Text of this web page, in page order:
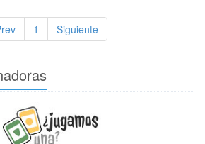
1 Siguiente